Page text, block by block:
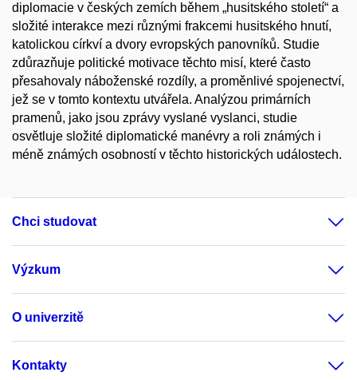
diplomacie v českých zemích během „husitského století“ a
složité interakce mezi různými frakcemi husitského hnutí,
katolickou církví a dvory evropských panovníků. Studie
zdůrazňuje politické motivace těchto misí, které často
přesahovaly náboženské rozdíly, a proměnlivé spojenectví,
jež se v tomto kontextu utvářela. Analýzou primárních
pramenů, jako jsou zprávy vyslané vyslanci, studie
osvětluje složité diplomatické manévry a roli známých i
méně známých osobností v těchto historických událostech.
Chci studovat
Výzkum
O univerzitě
Kontakty